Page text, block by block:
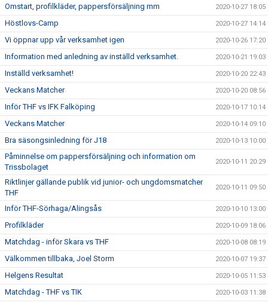
Omstart, profilkläder, pappersförsäljning mm 2020-10-27 18:05
Höstlovs-Camp 2020-10-27 14:14
Vi öppnar upp vår verksamhet igen 2020-10-26 17:20
Information med anledning av inställd verksamhet. 2020-10-21 19:03
Inställd verksamhet! 2020-10-20 22:43
Veckans Matcher 2020-10-20 08:56
Inför THF vs IFK Falköping 2020-10-17 10:14
Veckans Matcher 2020-10-14 09:10
Bra säsongsinledning för J18 2020-10-13 10:00
Påminnelse om pappersförsäljning och information om
Trissbolaget
2020-10-11 20:29
Riktlinjer gällande publik vid junior- och ungdomsmatcher
THF
2020-10-11 09:50
Inför THF-Sörhaga/Alingsås 2020-10-10 13:00
Profilkläder 2020-10-09 18:06
Matchdag - inför Skara vs THF 2020-10-08 08:19
Välkommen tillbaka, Joel Storm 2020-10-07 19:37
Helgens Resultat 2020-10-05 11:53
Matchdag - THF vs TIK 2020-10-03 11:38